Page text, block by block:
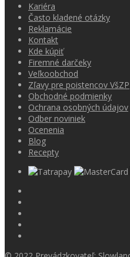
Kariéra
Často kladené otázky
Reklamácie
Kontakt
Kde kúpiť
Firemné darčeky
Veľkoobchod
Zľavy pre poistencov VšZP
Obchodné podmienky
Ochrana osobných údajov
Odber noviniek
Ocenenia
Blog
Recepty